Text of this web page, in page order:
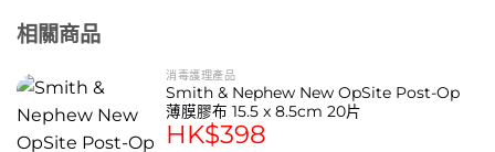
相關商品
消毒護理產品
Smith & Nephew New OpSite Post-Op
薄膜膠布 15.5 x 8.5cm 20片
HK$398